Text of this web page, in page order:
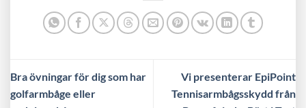
Bra övningar för dig som har
golfarmbåge eller
Vi presenterar EpiPoint
Tennisarmbågsskydd från